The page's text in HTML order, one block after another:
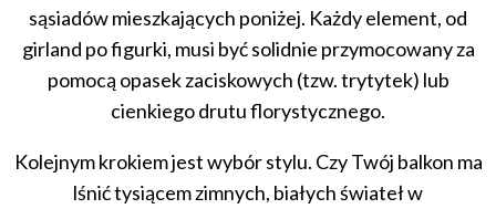
sąsiadów mieszkających poniżej. Każdy element, od
girland po figurki, musi być solidnie przymocowany za
pomocą opasek zaciskowych (tzw. trytytek) lub
cienkiego drutu florystycznego.
Kolejnym krokiem jest wybór stylu. Czy Twój balkon ma
lśnić tysiącem zimnych, białych świateł w